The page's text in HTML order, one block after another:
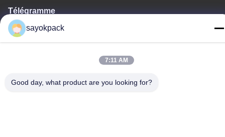
Télégramme
86-757-8660-5060
Politique de confidentialité| Plan du site
sayokpack
7:11 AM
Good day, what product are you looking for?